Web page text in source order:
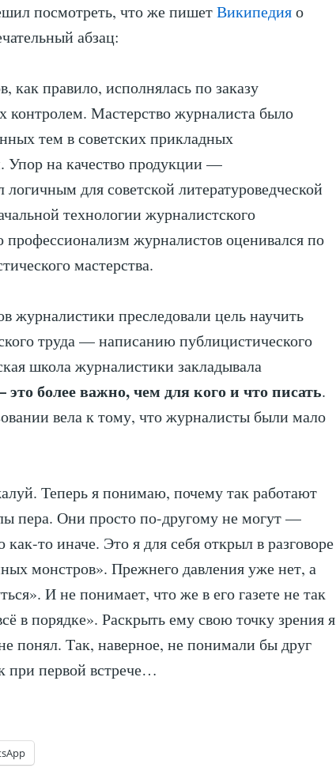
посмотреть, что же пишетВикипедияо
абзац:
как правило, исполнялась по заказу
контролем. Мастерство журналиста было
тем в советских прикладных
Упор на качество продукции —
для советской литературоведческой
технологии журналистского
профессионализм журналистов оценивался по
мастерства.
журналистики преследовали цель научить
труда — написанию публицистического
школа журналистики закладывала
более важно, чем для кого и что писать.
вела к тому, что журналисты были мало
Теперь я понимаю, почему так работают
пера. Они просто по-другому не могут —
то иначе. Это я для себя открыл в разговоре
монстров». Прежнего давления уже нет, а
И не понимает, что же в его газете не так
в порядке». Раскрыть ему свою точку зрения я
понял. Так, наверное, не понимали бы друг
при первой встрече…